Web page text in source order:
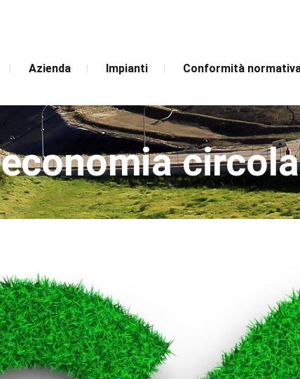
Azienda Impianti Conformità
economia